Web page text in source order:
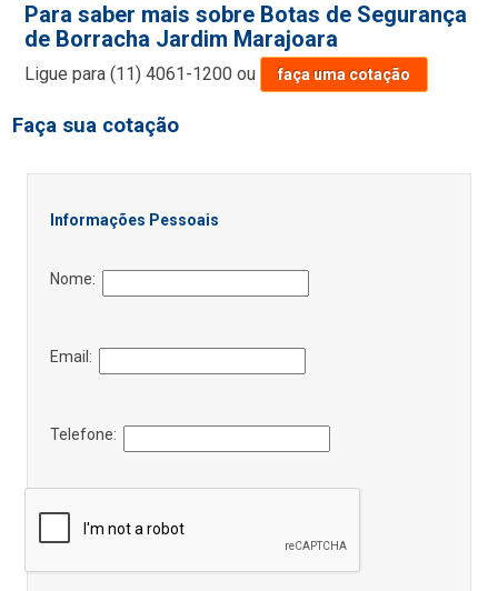
Para saber mais sobre Botas de Segurança
de Borracha Jardim Marajoara
Ligue para(11) 4061-1200 ou faça uma cotação
Faça sua cotação
Informações Pessoais
Nome:
Email:
Telefone: